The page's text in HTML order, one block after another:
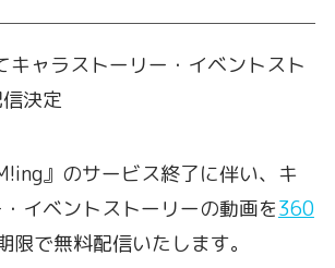
キャラストーリー・イベントスト
決定
』のサービス終了に伴い、キ
イベントストーリーの動画を360
限で無料配信いたします。